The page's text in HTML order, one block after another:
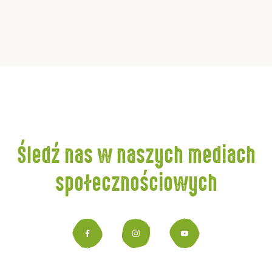
Śledź nas w naszych mediach
społecznościowych
Facebook
Instagram